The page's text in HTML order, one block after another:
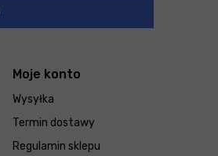
Moje konto
Wysyłka
Termin dostawy
Regulamin sklepu